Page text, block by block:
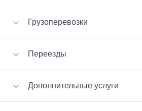
Грузоперевозки
Перевозка мебели
Перевозка бытовой техники
Перевозка пианино
Переезды
Квартирный переезд
Дополнительные услуги